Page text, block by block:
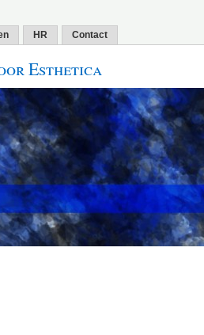
HR Contact
Esthetica